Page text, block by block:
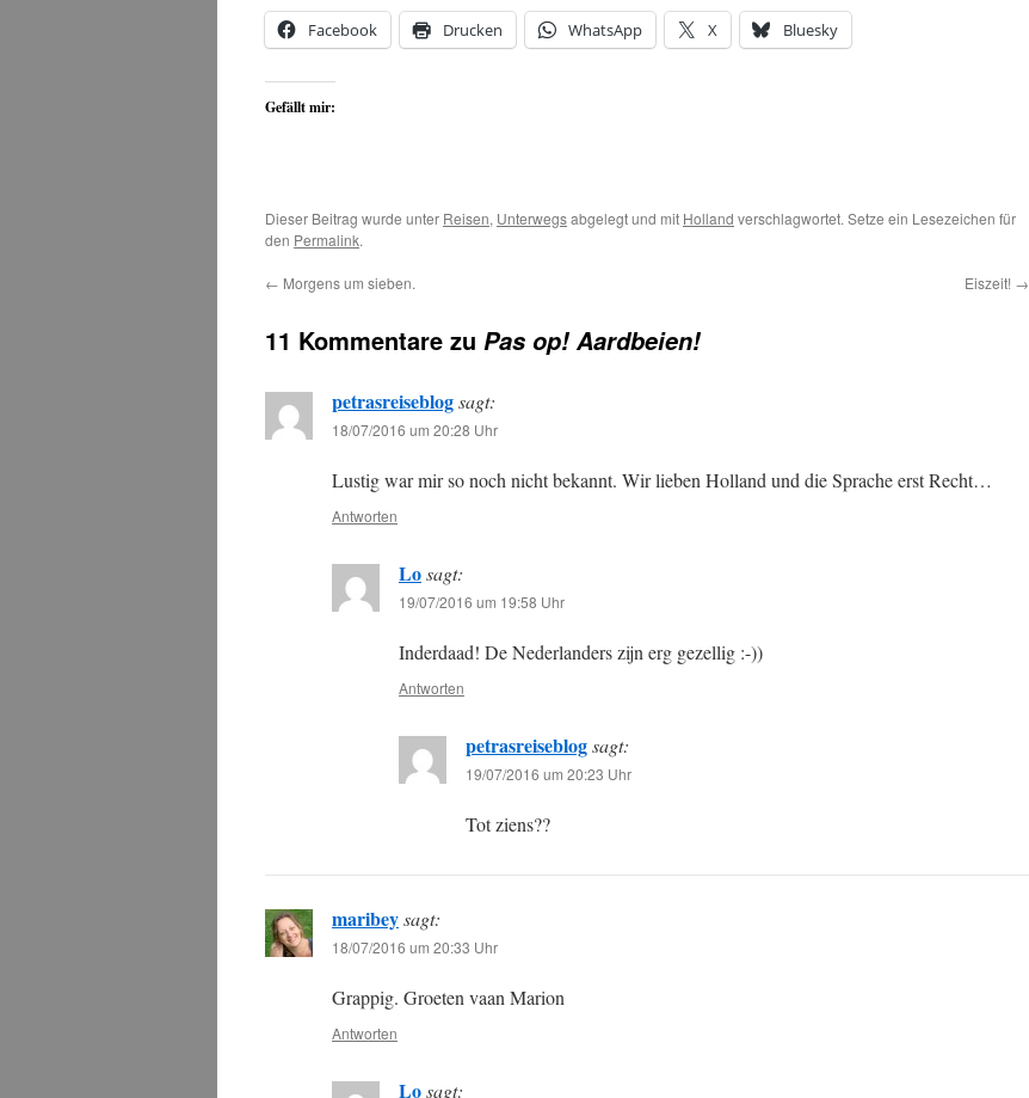
Facebook Drucken WhatsApp X Bluesky
Gefällt mir:
Dieser Beitrag wurde unter Reisen, Unterwegsabgelegt und mit Holland verschlagwortet. Setze ein Lesezeichen für
den Permalink.
← Morgens um sieben. Eiszeit! →
11 Kommentare zu Pas op! Aardbeien!
petrasreiseblogsagt:
18/07/2016 um 20:28 Uhr
Lustig war mir so noch nicht bekannt. Wir lieben Holland und die Sprache erst Recht…
Antworten
Losagt:
19/07/2016 um 19:58 Uhr
Inderdaad! De Nederlanders zijn erg gezellig :-))
Antworten
petrasreiseblogsagt:
19/07/2016 um 20:23 Uhr
Tot ziens??
maribeysagt:
18/07/2016 um 20:33 Uhr
Grappig. Groeten vaan Marion
Antworten
Losagt: